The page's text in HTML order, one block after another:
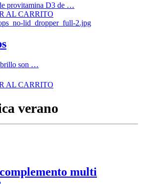
provitamina D3 de …
AL CARRITO
brillo son …
AL CARRITO
verano
multi